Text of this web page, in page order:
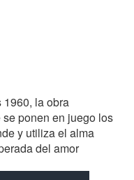
la obra
ponen en juego los
y utiliza el alma
del amor